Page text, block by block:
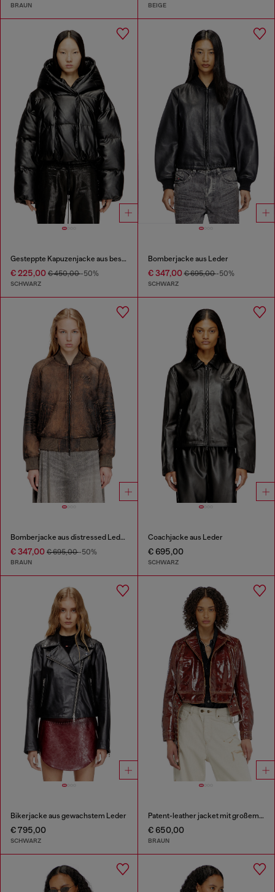
BRAUN BEIGE
Gesteppte Kapuzenjacke aus beschichtetem Stoff
€ 225,00 € 450,00-50%
SCHWARZ
Bomberjacke aus Leder
€ 347,00€ 695,00-50%
SCHWARZ
Bomberjacke aus distressed Leder
€ 347,00 € 695,00-50%
BRAUN
Coachjacke aus Leder
€ 695,00
SCHWARZ
Bikerjacke aus gewachstem Leder
€ 795,00
SCHWARZ
Patent-leather jacket mit großem Gürtel
€ 650,00
BRAUN